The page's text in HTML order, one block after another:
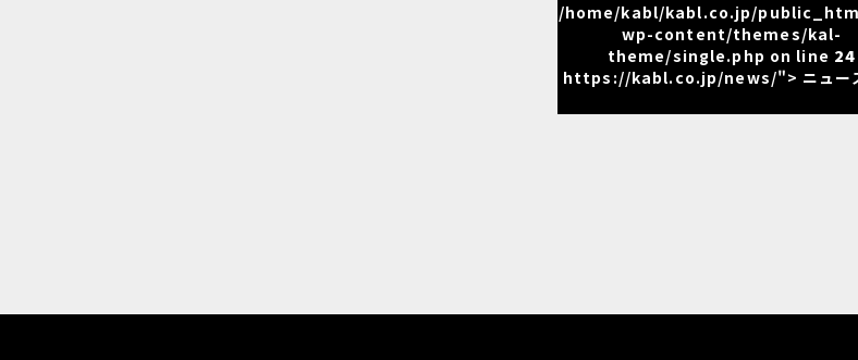
/home/kabl/kabl.co.jp/
wp-content/themes/kal-
theme/single.php on line 24
https://kabl.co.jp/news/"> ニュー